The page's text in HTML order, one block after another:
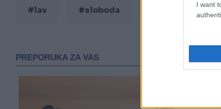
I want
#lav #sloboda